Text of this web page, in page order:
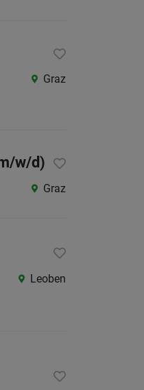
Graz
w/d)
Graz
Leoben